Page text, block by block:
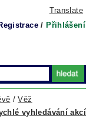
Translate
/ Přihlášení
vyhledávání akcí
/Věž